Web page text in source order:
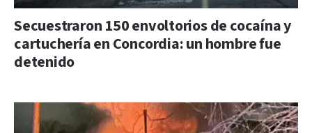
Secuestraron 150 envoltorios de cocaína y
cartuchería en Concordia: un hombre fue
detenido